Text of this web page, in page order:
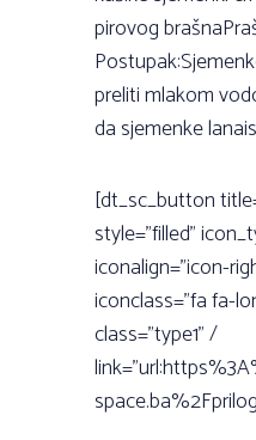
pirovog
preliti mlakom
da sjemenke
[dt_sc_button
style="filled"
iconalign="icon-
iconclass="fa fa-
class="type1" /